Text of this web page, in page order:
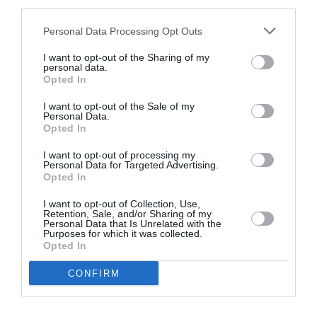
Personal Data Processing Opt Outs
I want to opt-out of the Sharing of my
personal data.
Opted In
I want to opt-out of the Sale of my
Personal Data.
Opted In
I want to opt-out of processing my
Personal Data for Targeted Advertising.
Opted In
I want to opt-out of Collection, Use,
Retention, Sale, and/or Sharing of my
Personal Data that Is Unrelated with the
Purposes for which it was collected.
Opted In
CONFIRM
Παύλος
Παυλίδης:
Ακούστε το νέο
τραγούδι
«Παράθυρα» και
δείτε το βίντεο
σε σκηνοθεσία
The Boy
3ο UP FM Festival
ΜΟΥΣΙΚΗ / ΜΟΥΣΙΚΑ ΝΕΑ
Release Athens
2025: Παύλος